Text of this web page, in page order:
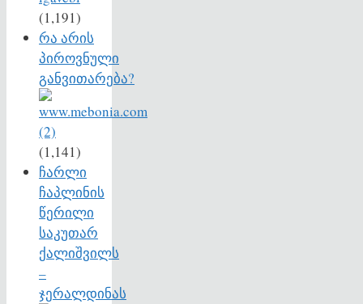
(1,191)
რა არის
პიროვნული
განვითარება?
(1,141)
ჩარლი
ჩაპლინის
წერილი
საკუთარ
ქალიშვილს
–
ჯერალდინას